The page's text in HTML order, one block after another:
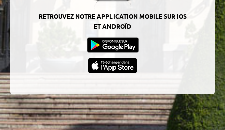
RETROUVEZ NOTRE APPLICATION MOBILE SUR IOS
ET ANDROÏD